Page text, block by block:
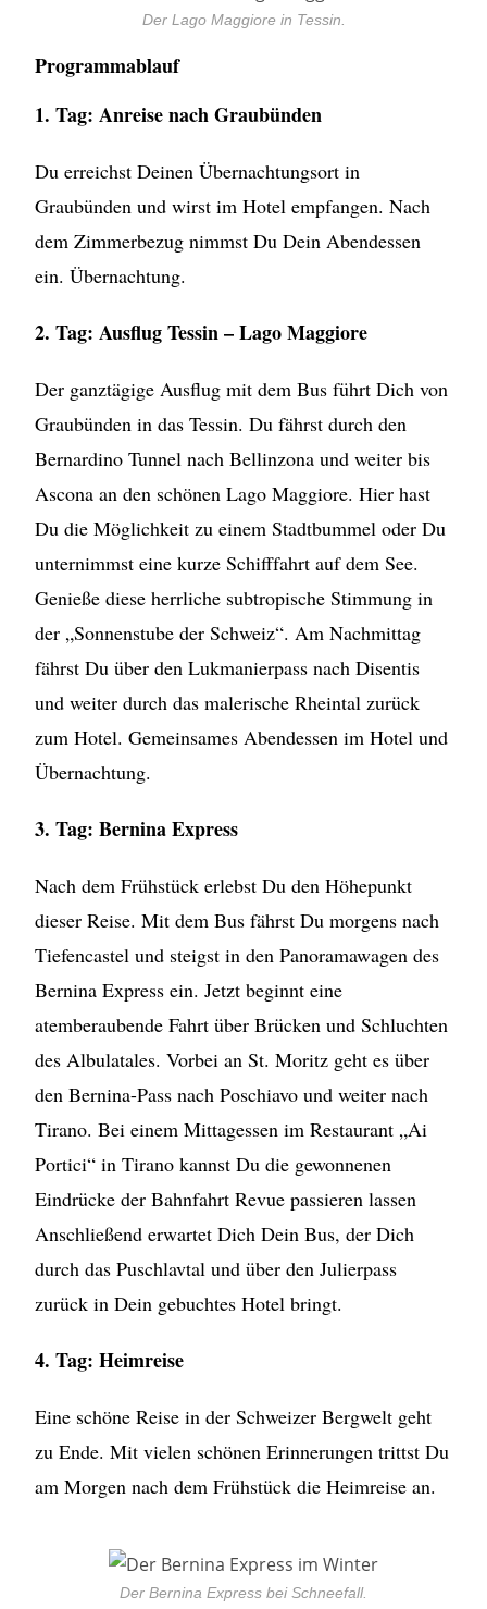
Der Lago Maggiore in Tessin.
Programmablauf
1. Tag: Anreise nach Graubünden
Du erreichst Deinen Übernachtungsort in
Graubünden und wirst im Hotel empfangen. Nach
dem Zimmerbezug nimmst Du Dein Abendessen
ein. Übernachtung.
2. Tag: Ausflug Tessin – Lago Maggiore
Der ganztägige Ausflug mit dem Bus führt Dich von
Graubünden in das Tessin. Du fährst durch den
Bernardino Tunnel nach Bellinzona und weiter bis
Ascona an den schönen Lago Maggiore. Hier hast
Du die Möglichkeit zu einem Stadtbummel oder Du
unternimmst eine kurze Schifffahrt auf dem See.
Genieße diese herrliche subtropische Stimmung in
der „Sonnenstube der Schweiz“. Am Nachmittag
fährst Du über den Lukmanierpass nach Disentis
und weiter durch das malerische Rheintal zurück
zum Hotel. Gemeinsames Abendessen im Hotel und
Übernachtung.
3. Tag: Bernina Express
Nach dem Frühstück erlebst Du den Höhepunkt
dieser Reise. Mit dem Bus fährst Du morgens nach
Tiefencastel und steigst in den Panoramawagen des
Bernina Express ein. Jetzt beginnt eine
atemberaubende Fahrt über Brücken und Schluchten
des Albulatales. Vorbei an St. Moritz geht es über
den Bernina-Pass nach Poschiavo und weiter nach
Tirano. Bei einem Mittagessen im Restaurant „Ai
Portici“ in Tirano kannst Du die gewonnenen
Eindrücke der Bahnfahrt Revue passieren lassen
Anschließend erwartet Dich Dein Bus, der Dich
durch das Puschlavtal und über den Julierpass
zurück in Dein gebuchtes Hotel bringt.
4. Tag: Heimreise
Eine schöne Reise in der Schweizer Bergwelt geht
zu Ende. Mit vielen schönen Erinnerungen trittst Du
am Morgen nach dem Frühstück die Heimreise an.
Der Bernina Express bei Schneefall.